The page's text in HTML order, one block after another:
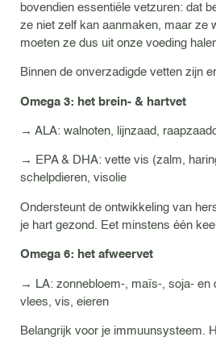
bovendien essentiële vetzuren: dat
ze niet zelf kan aanmaken, maar ze
moeten ze dus uit onze voeding
Binnen de onverzadigde vetten zijn
Omega 3: het brein- & hartvet
→ ALA: walnoten, lijnzaad,
→ EPA & DHA: vette vis (zalm,
schelpdieren, visolie
Ondersteunt de ontwikkeling van
je hart gezond. Eet minstens één
Omega 6: het afweervet
→ LA: zonnebloem-, maïs-, soja- en
vlees, vis, eieren
Belangrijk voor je immuunsysteem.